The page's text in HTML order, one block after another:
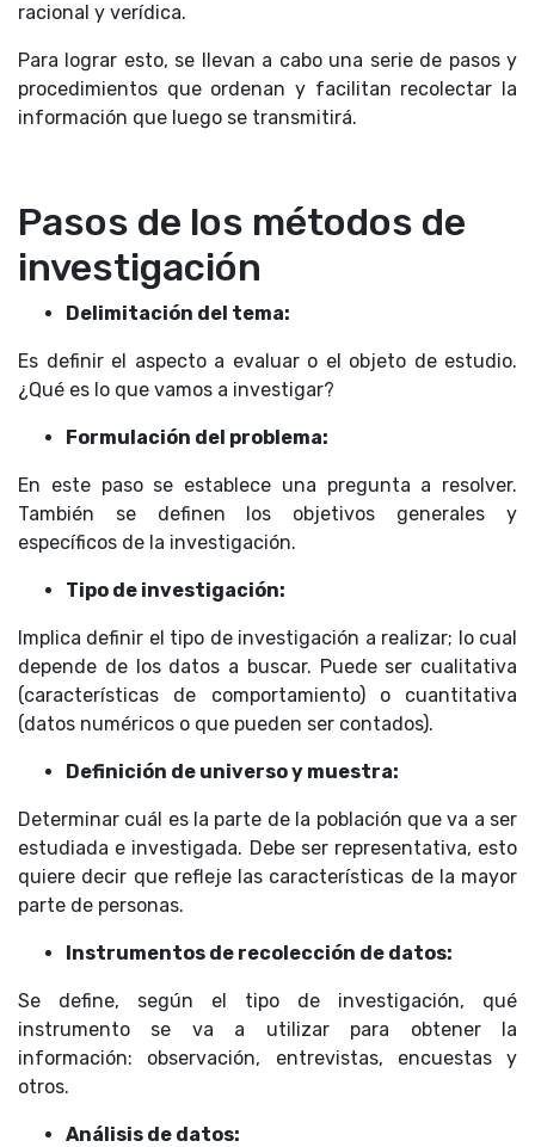
racional y verídica.
Para lograr esto, se llevan a cabo una serie de pasos y
procedimientos que ordenan y facilitan recolectar la
información que luego se transmitirá.
Pasos de los métodos de
investigación
Delimitación del tema:
Es definir el aspecto a evaluar o el objeto de estudio.
¿Qué es lo que vamos a investigar?
Formulación del problema:
En este paso se establece una pregunta a resolver.
También se definen los objetivos generales y
específicos de la investigación.
Tipo de investigación:
Implica definir el tipo de investigación a realizar; lo cual
depende de los datos a buscar. Puede ser cualitativa
(características de comportamiento) o cuantitativa
(datos numéricos o que pueden ser contados).
Definición de universo y muestra:
Determinar cuál es la parte de la población que va a ser
estudiada e investigada. Debe ser representativa, esto
quiere decir que refleje las características de la mayor
parte de personas.
Instrumentos de recolección de datos:
Se define, según el tipo de investigación, qué
instrumento se va a utilizar para obtener la
información: observación, entrevistas, encuestas y
otros.
Análisis de datos: